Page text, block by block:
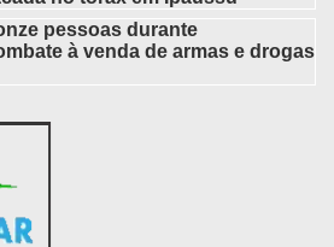
pessoas durante
à venda de armas e drogas